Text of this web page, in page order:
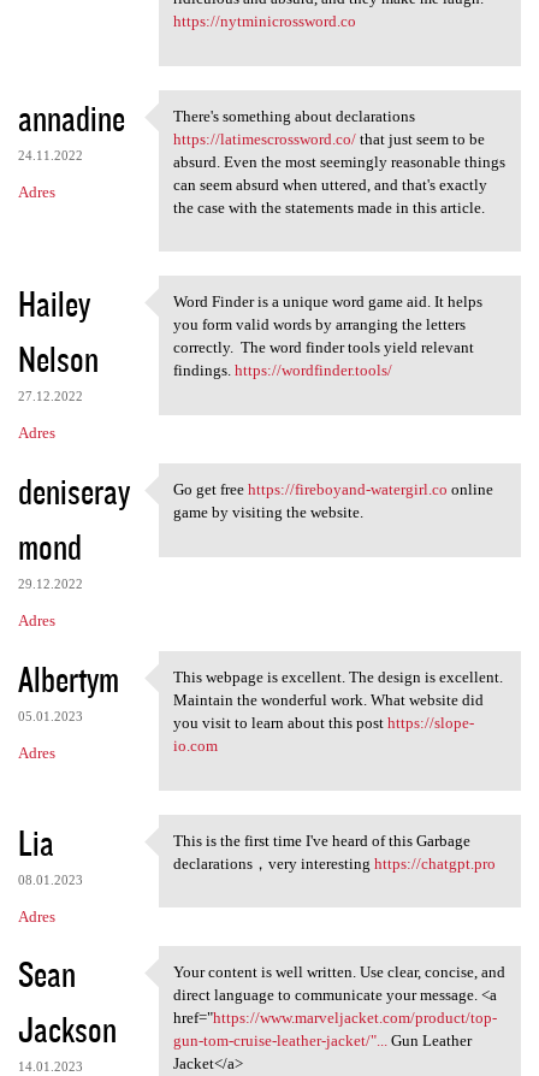
https://nytminicrossword.co
annadine
24.11.2022
Adres
There's something about
There's something about declarations
https://latimescrossword.co/that just seem to be
absurd. Even the most seemingly reasonable things
can seem absurd when uttered, and that's exactly
the case with the statements made in this article.
Hailey
Nelson
27.12.2022
Adres
Word Finder is a unique word
Word Finder is a unique word game aid. It helps
you form valid words by arranging the letters
correctly. The word finder tools yield relevant
findings. https://wordfinder.tools/
deniseray
mond
29.12.2022
Adres
Go get free https:/
Go get free https://fireboyand-watergirl.co online
game by visiting the website.
Albertym
05.01.2023
Adres
This webpage is excellent.
This webpage is excellent. The design is excellent.
Maintain the wonderful work. What website did
you visit to learn about this post https://slope-
io.com
Lia
08.01.2023
Adres
This is the first time I've
This is the first time I've heard of this Garbage
declarations，very interesting https://chatgpt.pro
Sean
Jackson
14.01.2023
Your content is well written.
Your content is well written. Use clear, concise, and
direct language to communicate your message. <a
href="https://www.marveljacket.com/product/top-
gun-tom-cruise-leather-jacket/"...Gun Leather
Jacket</a>